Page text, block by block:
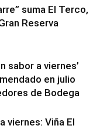
suma El Terco,
Reserva
sabor a viernes’
en julio
de Bodega
viernes: Viña El